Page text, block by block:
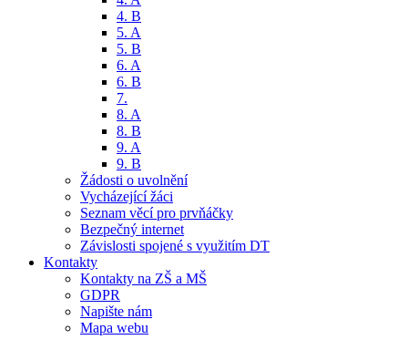
4. B
5. A
5. B
6. A
6. B
7.
8. A
8. B
9. A
9. B
Žádosti o uvolnění
Vycházející žáci
Seznam věcí pro prvňáčky
Bezpečný internet
Závislosti spojené s využitím DT
Kontakty
Kontakty na ZŠ a MŠ
GDPR
Napište nám
Mapa webu